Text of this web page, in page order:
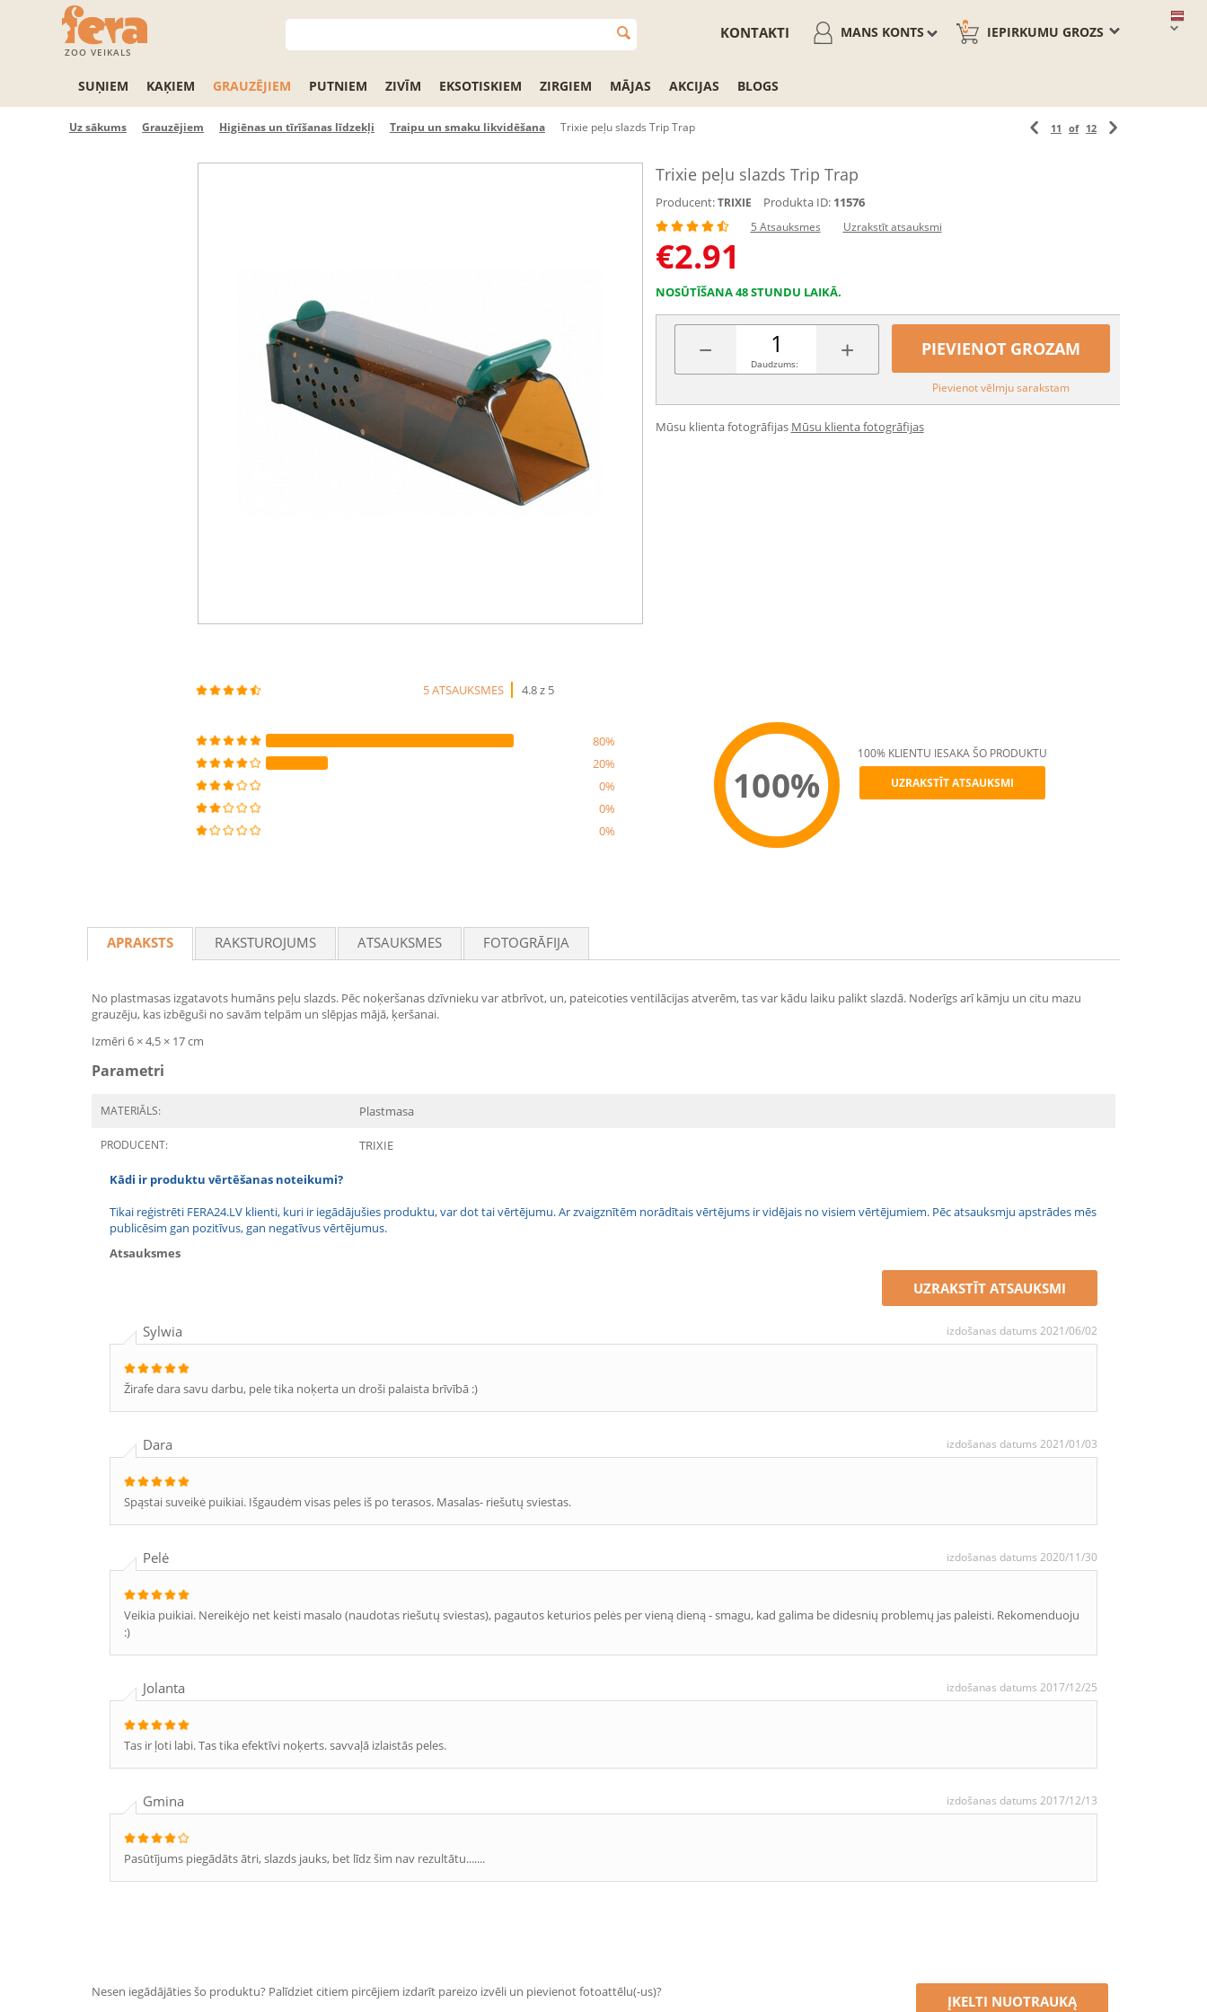
ZOO VEIKALS
IEPIRKUMU GROZS
0
MANS KONTS
KONTAKTI
SUŅIEM KAĶIEM GRAUZĒJIEM PUTNIEM ZIVĪM EKSOTISKIEM ZIRGIEM MĀJAS AKCIJAS BLOGS
Uz sākums Grauzējiem Higiēnas un tīrīšanas līdzekļi Traipu un smaku likvidēšana Trixie peļu slazds Trip Trap 11 of 12
Trixie peļu slazds Trip Trap
Producent: TRIXIE Produkta ID: 11576
5 Atsauksmes Uzrakstīt atsauksmi
€2.91
NOSŪTĪŠANA 48 STUNDU LAIKĀ.
− +
Daudzums:
PIEVIENOT GROZAM
Pievienot vēlmju sarakstam
Mūsu klienta fotogrāfijas Mūsu klienta fotogrāfijas
5 ATSAUKSMES 4.8 z 5
80%
20%
0%
0%
0%
100%
100% KLIENTU IESAKA ŠO PRODUKTU
UZRAKSTĪT ATSAUKSMI
APRAKSTS RAKSTUROJUMS ATSAUKSMES FOTOGRĀFIJA
No plastmasas izgatavots humāns peļu slazds. Pēc noķeršanas dzīvnieku var atbrīvot, un, pateicoties ventilācijas atverēm, tas var kādu laiku palikt slazdā. Noderīgs arī kāmju un citu mazu
grauzēju, kas izbēguši no savām telpām un slēpjas mājā, ķeršanai.
Izmēri 6 × 4,5 × 17 cm
Parametri
MATERIĀLS: Plastmasa
PRODUCENT: TRIXIE
Kādi ir produktu vērtēšanas noteikumi?
Tikai reģistrēti FERA24.LV klienti, kuri ir iegādājušies produktu, var dot tai vērtējumu. Ar zvaigznītēm norādītais vērtējums ir vidējais no visiem vērtējumiem. Pēc atsauksmju apstrādes mēs
publicēsim gan pozitīvus, gan negatīvus vērtējumus.
Atsauksmes
UZRAKSTĪT ATSAUKSMI
Sylwia izdošanas datums 2021/06/02
Žirafe dara savu darbu, pele tika noķerta un droši palaista brīvībā :)
Dara izdošanas datums 2021/01/03
Spąstai suveikė puikiai. Išgaudėm visas peles iš po terasos. Masalas- riešutų sviestas.
Pelė izdošanas datums 2020/11/30
Veikia puikiai. Nereikėjo net keisti masalo (naudotas riešutų sviestas), pagautos keturios pelės per vieną dieną - smagu, kad galima be didesnių problemų jas paleisti. Rekomenduoju
:)
Jolanta izdošanas datums 2017/12/25
Tas ir ļoti labi. Tas tika efektīvi noķerts. savvaļā izlaistās peles.
Gmina izdošanas datums 2017/12/13
Pasūtījums piegādāts ātri, slazds jauks, bet līdz šim nav rezultātu.......
Nesen iegādājāties šo produktu? Palīdziet citiem pircējiem izdarīt pareizo izvēli un pievienot fotoattēlu(-us)?
ĮKELTI NUOTRAUKĄ